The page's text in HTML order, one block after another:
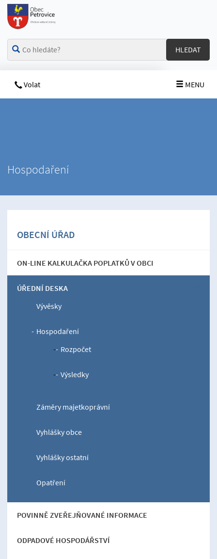
HLEDAT
MENU
Volat
Hospodaření
OBECNÍ ÚŘAD
ON-LINE KALKULAČKA POPLATKŮ V OBCI
ÚŘEDNÍ DESKA
Vývěsky
Hospodaření
Rozpočet
Výsledky
Záměry majetkoprávní
Vyhlášky obce
Vyhlášky ostatní
Opatření
POVINNĚ ZVEŘEJŇOVANÉ INFORMACE
ODPADOVÉ HOSPODÁŘSTVÍ